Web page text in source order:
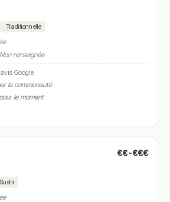
Traditionnelle
Non renseignée
Google
la communauté
le moment
€€-€€€
Sushi